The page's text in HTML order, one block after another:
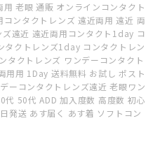
老眼 通販 オンラインコンタクト
ンタクトレンズ 遠近両用 遠近 両
遠近 遠近両用コンタクト1day コ
タクトレンズ1day コンタクトレン
タクトレンズ ワンデーコンタクト
用用 1Day 送料無料 お試し ポスト
ーコンタクトレンズ遠近 老眼ワン
代 50代 ADD 加入度数 高度数 初心
発送 あす届く あす着 ソフトコン